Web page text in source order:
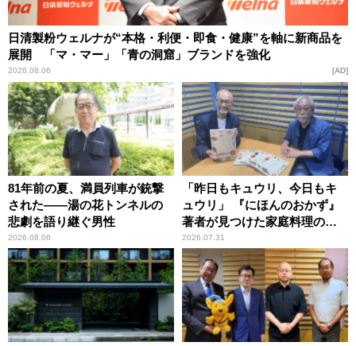
日清製粉ウェルナが“本格・利便・即食・健康”を軸に新商品を
展開 「マ・マー」「青の洞窟」ブランドを強化
2026.08.06 AD
81年前の夏、満員列車が銃撃
された――湯の花トンネルの
悲劇を語り継ぐ男性
2026.08.06
「昨日もキュウリ、今日もキ
ュウリ」 『にほんのおかず』
著者が見つけた家庭料理の知
恵
2026.07.31